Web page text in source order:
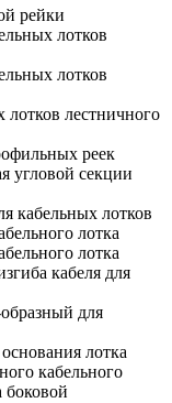
рейки
лотков
лотков
лотков лестничного
реек
угловой секции
кабельных лотков
лотка
лотка
кабеля для
для
лотка
кабельного
боковой